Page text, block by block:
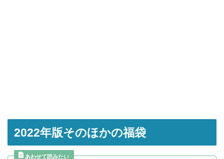
2022年版そのほかの福袋